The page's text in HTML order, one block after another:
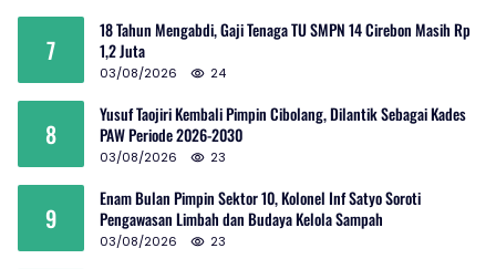
7
18 Tahun Mengabdi, Gaji Tenaga TU SMPN 14 Cirebon Masih Rp
1,2 Juta
03/08/2026 24
8
Yusuf Taojiri Kembali Pimpin Cibolang, Dilantik Sebagai Kades
PAW Periode 2026-2030
03/08/2026 23
9
Enam Bulan Pimpin Sektor 10, Kolonel Inf Satyo Soroti
Pengawasan Limbah dan Budaya Kelola Sampah
03/08/2026 23